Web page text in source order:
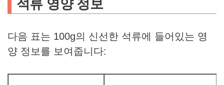
석류 영양 정보
다음 표는 100g의 신선한 석류에 들어있는 영
양 정보를 보여줍니다: